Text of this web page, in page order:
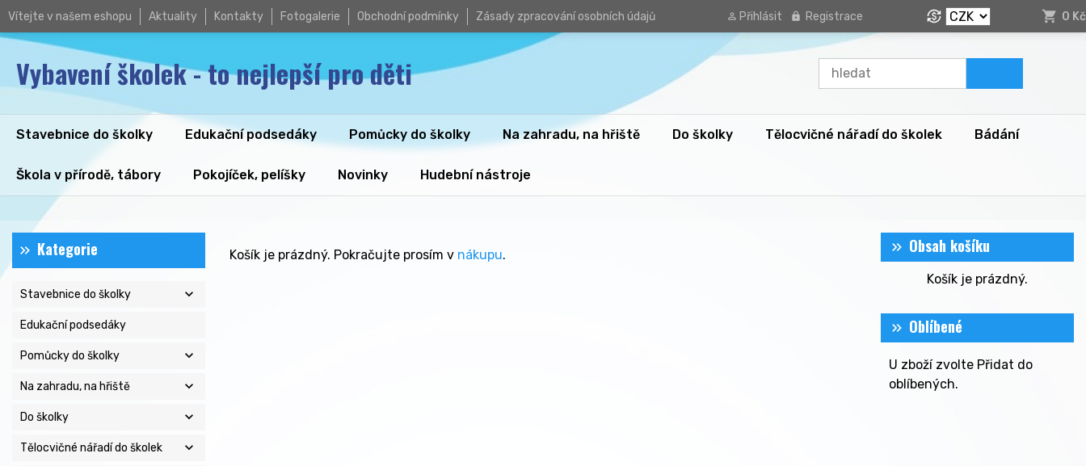
Vítejte v našem eshopu Aktuality Kontakty Fotogalerie Obchodní podmínky Zásady zpracování osobních údajů Přihlásit Registrace 0 Kč
Vybavení školek - to nejlepší pro děti
Stavebnice do školky Edukační podsedáky Pomůcky do školky Na zahradu, na hřiště Do školky Tělocvičné nářadí do školek Bádání
Škola v přírodě, tábory Pokojíček, pelíšky Novinky Hudební nástroje
Kategorie
Stavebnice do školky expand_more
Edukační podsedáky
Pomůcky do školky expand_more
Na zahradu, na hřiště expand_more
Do školky expand_more
Tělocvičné nářadí do školek expand_more
Košík je prázdný. Pokračujte prosím v nákupu. Obsah košíku
Košík je prázdný.
Oblíbené
U zboží zvolte Přidat do
oblíbených.